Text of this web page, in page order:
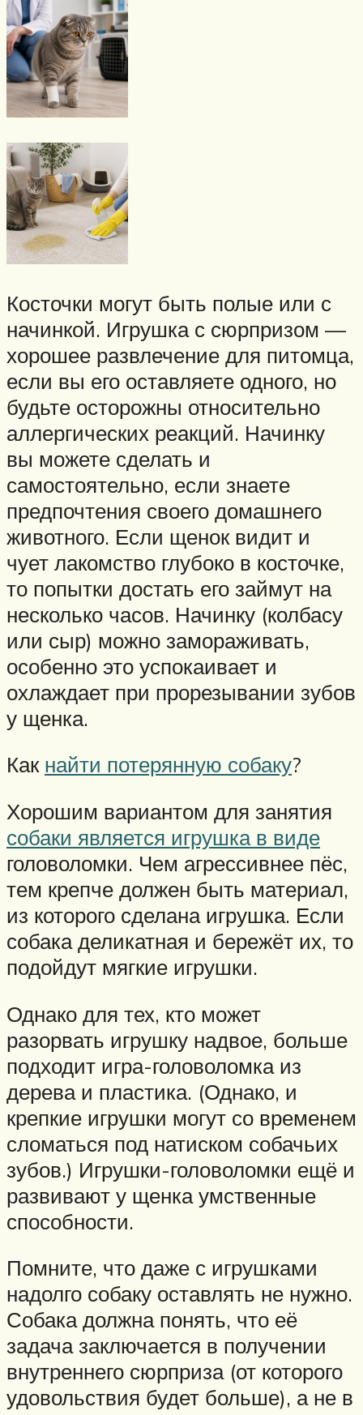
Косточки могут быть полые или с
начинкой. Игрушка с сюрпризом —
хорошее развлечение для питомца,
если вы его оставляете одного, но
будьте осторожны относительно
аллергических реакций. Начинку
вы можете сделать и
самостоятельно, если знаете
предпочтения своего домашнего
животного. Если щенок видит и
чует лакомство глубоко в косточке,
то попытки достать его займут на
несколько часов. Начинку (колбасу
или сыр) можно замораживать,
особенно это успокаивает и
охлаждает при прорезывании зубов
у щенка.
Как найти потерянную собаку?
Хорошим вариантом для занятия
собаки является игрушка в виде
головоломки. Чем агрессивнее пёс,
тем крепче должен быть материал,
из которого сделана игрушка. Если
собака деликатная и бережёт их, то
подойдут мягкие игрушки.
Однако для тех, кто может
разорвать игрушку надвое, больше
подходит игра-головоломка из
дерева и пластика. (Однако, и
крепкие игрушки могут со временем
сломаться под натиском собачьих
зубов.) Игрушки-головоломки ещё и
развивают у щенка умственные
способности.
Помните, что даже с игрушками
надолго собаку оставлять не нужно.
Собака должна понять, что её
задача заключается в получении
внутреннего сюрприза (от которого
удовольствия будет больше), а не в